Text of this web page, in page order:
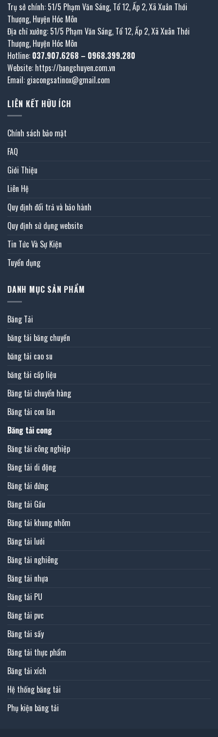
Trụ sở chính: 51/5 Phạm Văn Sáng, Tổ 12, Ấp 2, Xã Xuân Thới
Thượng, Huyện Hóc Môn
Địa chỉ xưởng: 51/5 Phạm Văn Sáng, Tổ 12, Ấp 2, Xã Xuân Thới
Thượng, Huyện Hóc Môn
Hotline: 037.907.6268 – 0968.399.280
Website: https://bangchuyen.com.vn
Email: giacongsatinox@gmail.com
LIÊN KẾT HỮU ÍCH
Chính sách bảo mật
FAQ
Giới Thiệu
Liên Hệ
Quy định đổi trả và bảo hành
Quy định sử dụng website
Tin Tức Và Sự Kiện
Tuyển dụng
DANH MỤC SẢN PHẨM
Băng Tải
băng tải băng chuyền
băng tải cao su
băng tải cấp liệu
Băng tải chuyển hàng
Băng tải con lăn
Băng tải cong
Băng tải công nghiệp
Băng tải di động
Băng tải đứng
Băng tải Gầu
Băng tải khung nhôm
Băng tải lưới
Băng tải nghiêng
Băng tải nhựa
Băng tải PU
Băng tải pvc
Băng tải sấy
Băng tải thực phẩm
Băng tải xích
Hệ thống băng tải
Phụ kiện băng tải